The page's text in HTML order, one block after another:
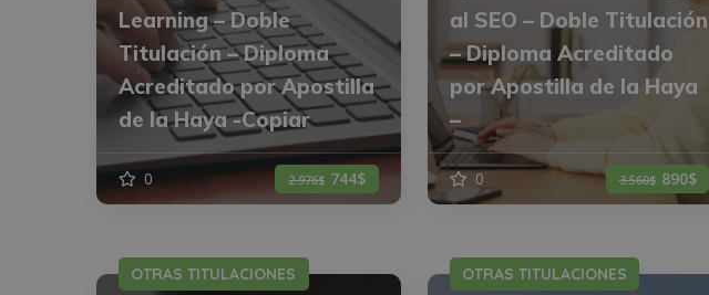
Learning – Doble
Titulación – Diploma
Acreditado por Apostilla
de la Haya -Copiar
0 2.976$ 744$
al SEO – Doble Titulación
– Diploma Acreditado
por Apostilla de la Haya
–
0 3.560$ 890$
OTRAS TITULACIONES OTRAS TITULACIONES